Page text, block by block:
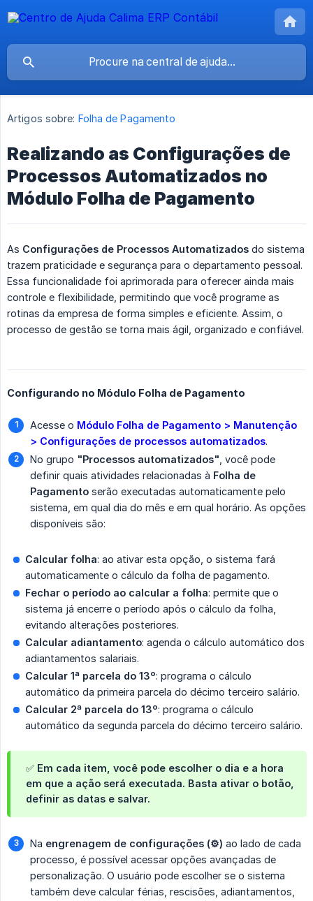
Artigos sobre: Folha de Pagamento
Realizando as Configurações de
Processos Automatizados no
Módulo Folha de Pagamento
As Configurações de Processos Automatizados do sistema
trazem praticidade e segurança para o departamento pessoal.
Essa funcionalidade foi aprimorada para oferecer ainda mais
controle e flexibilidade, permitindo que você programe as
rotinas da empresa de forma simples e eficiente. Assim, o
processo de gestão se torna mais ágil, organizado e confiável.
Configurando no Módulo Folha de Pagamento
Acesse o Módulo Folha de Pagamento > Manutenção
> Configurações de processos automatizados.
No grupo "Processos automatizados" , você pode
definir quais atividades relacionadas à Folha de
Pagamento serão executadas automaticamente pelo
sistema, em qual dia do mês e em qual horário. As opções
disponíveis são:
Calcular folha: ao ativar esta opção, o sistema fará
automaticamente o cálculo da folha de pagamento.
Fechar o período ao calcular a folha: permite que o
sistema já encerre o período após o cálculo da folha,
evitando alterações posteriores.
Calcular adiantamento: agenda o cálculo automático dos
adiantamentos salariais.
Calcular 1ª parcela do 13º: programa o cálculo
automático da primeira parcela do décimo terceiro salário.
Calcular 2ª parcela do 13º: programa o cálculo
automático da segunda parcela do décimo terceiro salário.
✅ Em cada item, você pode escolher o dia e a hora
em que a ação será executada. Basta ativar o botão,
definir as datas e salvar.
Na engrenagem de configurações (⚙️) ao lado de cada
processo, é possível acessar opções avançadas de
personalização. O usuário pode escolher se o sistema
também deve calcular férias, rescisões, adiantamentos,